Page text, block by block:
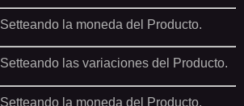
Setteando la moneda del Producto.
Setteando las variaciones del Producto.
Setteando la moneda del Producto.